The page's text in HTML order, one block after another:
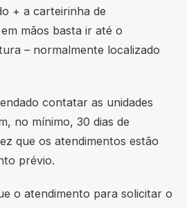
+ a carteirinha de
mãos basta ir até o
– normalmente localizado
contatar as unidades
no mínimo, 30 dias de
que os atendimentos estão
prévio.
o atendimento para solicitar o